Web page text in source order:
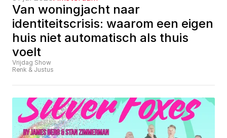
Van woningjacht naar
identiteitscrisis: waarom een eigen
huis niet automatisch als thuis
voelt
Vrijdag Show
Renk & Justus